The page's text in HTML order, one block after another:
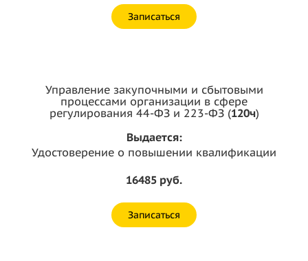
Записаться
Управление закупочными и сбытовыми
процессами организации в сфере
регулирования 44-ФЗ и 223-ФЗ (120ч)
Выдается:
Удостоверение о повышении квалификации
16485 руб.
Записаться